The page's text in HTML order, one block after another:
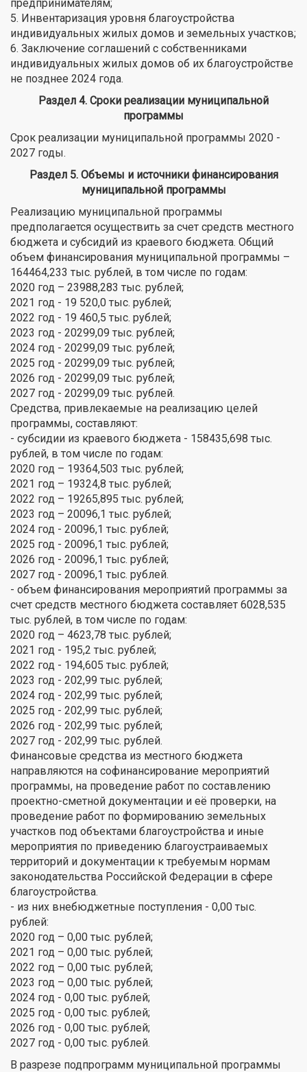
предпринимателям;
5. Инвентаризация уровня благоустройства
индивидуальных жилых домов и земельных участков;
6. Заключение соглашений с собственниками
индивидуальных жилых домов об их благоустройстве
не позднее 2024 года.
Раздел 4. Сроки реализации муниципальной
программы
Срок реализации муниципальной программы 2020 -
2027 годы.
Раздел 5. Объемы и источники финансирования
муниципальной программы
Реализацию муниципальной программы
предполагается осуществить за счет средств местного
бюджета и субсидий из краевого бюджета. Общий
объем финансирования муниципальной программы –
164464,233 тыс. рублей, в том числе по годам:
2020 год – 23988,283 тыс. рублей;
2021 год - 19 520,0 тыс. рублей;
2022 год - 19 460,5 тыс. рублей;
2023 год - 20299,09 тыс. рублей;
2024 год - 20299,09 тыс. рублей;
2025 год - 20299,09 тыс. рублей;
2026 год - 20299,09 тыс. рублей;
2027 год - 20299,09 тыс. рублей.
Средства, привлекаемые на реализацию целей
программы, составляют:
- субсидии из краевого бюджета - 158435,698 тыс.
рублей, в том числе по годам:
2020 год – 19364,503 тыс. рублей;
2021 год – 19324,8 тыс. рублей;
2022 год – 19265,895 тыс. рублей;
2023 год – 20096,1 тыс. рублей;
2024 год - 20096,1 тыс. рублей;
2025 год - 20096,1 тыс. рублей;
2026 год - 20096,1 тыс. рублей;
2027 год - 20096,1 тыс. рублей.
- объем финансирования мероприятий программы за
счет средств местного бюджета составляет 6028,535
тыс. рублей, в том числе по годам:
2020 год – 4623,78 тыс. рублей;
2021 год - 195,2 тыс. рублей;
2022 год - 194,605 тыс. рублей;
2023 год - 202,99 тыс. рублей;
2024 год - 202,99 тыс. рублей;
2025 год - 202,99 тыс. рублей;
2026 год - 202,99 тыс. рублей;
2027 год - 202,99 тыс. рублей.
Финансовые средства из местного бюджета
направляются на софинансирование мероприятий
программы, на проведение работ по составлению
проектно-сметной документации и её проверки, на
проведение работ по формированию земельных
участков под объектами благоустройства и иные
мероприятия по приведению благоустраиваемых
территорий и документации к требуемым нормам
законодательства Российской Федерации в сфере
благоустройства.
- из них внебюджетные поступления - 0,00 тыс.
рублей:
2020 год – 0,00 тыс. рублей;
2021 год – 0,00 тыс. рублей;
2022 год – 0,00 тыс. рублей;
2023 год – 0,00 тыс. рублей;
2024 год - 0,00 тыс. рублей;
2025 год - 0,00 тыс. рублей;
2026 год - 0,00 тыс. рублей;
2027 год - 0,00 тыс. рублей.
В разрезе подпрограмм муниципальной программы